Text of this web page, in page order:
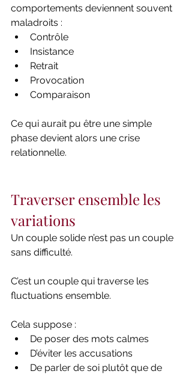
comportements deviennent souvent
maladroits :
Contrôle
Insistance
Retrait
Provocation
Comparaison
Ce qui aurait pu être une simple
phase devient alors une crise
relationnelle.
Traverser ensemble les
variations
Un couple solide n’est pas un couple
sans difficulté.
C’est un couple qui traverse les
fluctuations ensemble.
Cela suppose :
De poser des mots calmes
D’éviter les accusations
De parler de soi plutôt que de